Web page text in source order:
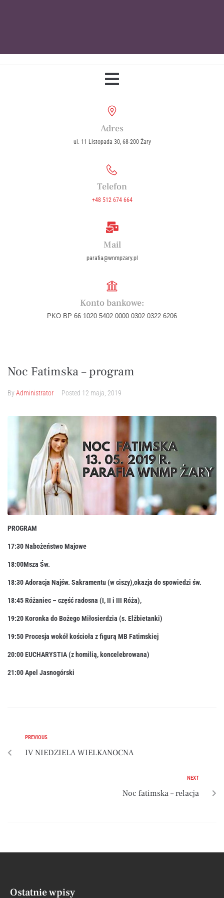
Adres
ul. 11 Listopada 30, 68-200 Żary
Telefon
+48 512 674 664
Mail
parafia@wnmpzary.pl
Konto bankowe:
PKO BP 66 1020 5402 0000 0302 0322 6206
Noc Fatimska – program
ByAdministrator Posted 12 maja, 2019
PROGRAM
17:30Nabożeństwo Majowe
18:00Msza Św.
18:30 Adoracja Najśw. Sakramentu (w ciszy),okazja do spowiedzi św.
18:45Różaniec – część radosna (I, II i III Róża),
19:20Koronka do Bożego Miłosierdzia (s. Elżbietanki)
19:50Procesja wokół kościoła z figurą MB Fatimskiej
20:00 EUCHARYSTIA(z homilią, koncelebrowana)
21:00Apel Jasnogórski
PREVIOUS
IV NIEDZIELA WIELKANOCNA
NEXT
Noc fatimska – relacja
Ostatnie wpisy